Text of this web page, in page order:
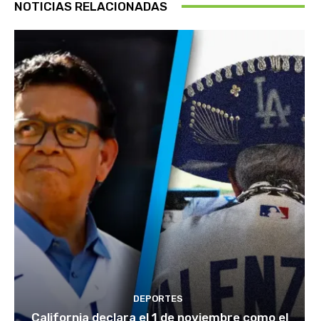
NOTICIAS RELACIONADAS
DEPORTES
California declara el 1 de noviembre como el